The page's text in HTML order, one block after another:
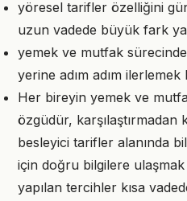
yöresel tarifler özelliğini
uzun vadede büyük fark
yemek ve mutfak
yerine adım adım ilerlemek
Her bireyin yemek ve
özgüdür, karşılaştırmadan
besleyici tarifler alanında
için doğru bilgilere
yapılan tercihler kısa